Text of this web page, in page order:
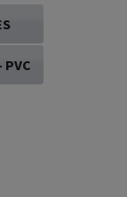
PVC